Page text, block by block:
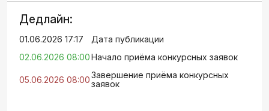
Дедлайн:
01.06.2026 17:17
Дата публикации
02.06.2026 08:00Начало приёма конкурсных заявок
05.06.2026 08:00Завершение приёма конкурсных
заявок